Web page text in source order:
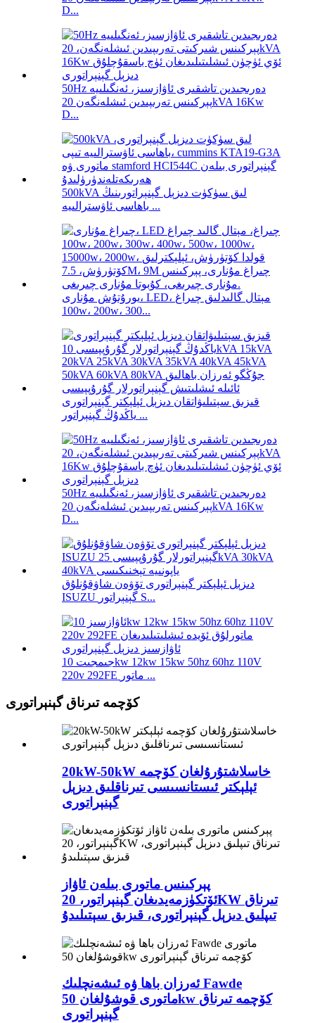
D...
50Hz دەرىجىدىن تاشقىرى ئاۋازسىز، ئەنگىلىيە
پېركىنس تەرىپىدىن ئىشلەنگەن 20kVA 16Kw
D...
500kVA لىق سۈكۈت دىزېل گېنېراتورىنىڭ
باھاسى ئاۋسترالىيە ...
يورۇتۇش مۇنارى، LED، مېتال گالىدلىق چىراغ
100w، 200w، 300...
قىزىق سېتىلىۋاتقان دىزېل ئېلېكتر گېنېراتورى
ياڭدۇڭ گېنېراتور ...
50Hz دەرىجىدىن تاشقىرى ئاۋازسىز، ئەنگىلىيە
پېركىنس تەرىپىدىن ئىشلەنگەن 20kVA 16Kw
D...
دىزېل ئېلېكتر گېنېراتورى تۆۋەن شاۋقۇنلۇق
ISUZU گېنېراتور S...
جىمجىت 10kw 12kw 15kw 50hz 60hz 110V
220v 292FE ماتور ...
كۆچمە تىرناق گېنېراتورى
20kW-50kW خاسلاشتۇرۇلغان كۆچمە
ئېلېكتر ئىستانسىسى تىرناقلىق دىزېل
گېنېراتورى
پېركىنس ماتورى بىلەن ئاۋاز
ئۆتكۈزمەيدىغان گېنېراتور، 20KW تىرناق
تىپلىق دىزېل گېنېراتورى، قىزىق سېتىلىدۇ
ئەرزان باھا ۋە ئىشەنچلىك Fawde
ماتورى قوشۇلغان 50kw كۆچمە تىرناق
گېنېراتورى